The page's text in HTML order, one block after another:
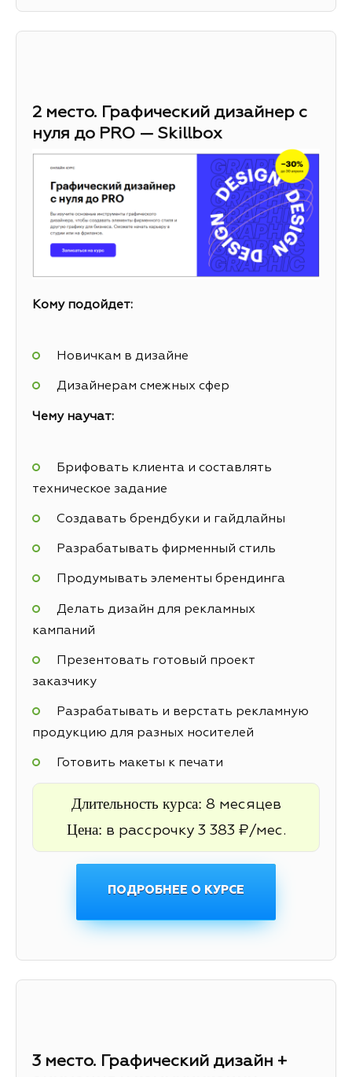
2 место. Графический дизайнер с
нуля до PRO — Skillbox
Кому подойдет:
Новичкам в дизайне
Дизайнерам смежных сфер
Чему научат:
Брифовать клиента и составлять
техническое задание
Создавать брендбуки и гайдлайны
Разрабатывать фирменный стиль
Продумывать элементы брендинга
Делать дизайн для рекламных
кампаний
Презентовать готовый проект
заказчику
Разрабатывать и верстать рекламную
продукцию для разных носителей
Готовить макеты к печати
Длительность курса: 8 месяцев
Цена: в рассрочку 3 383 ₽/мес.
ПОДРОБНЕЕ О КУРСЕ
3 место. Графический дизайн +